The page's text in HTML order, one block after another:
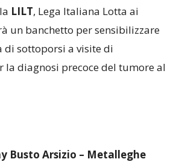
LILT, Lega Italiana Lotta ai
un banchetto per sensibilizzare
di sottoporsi a visite di
la diagnosi precoce del tumore al
Busto Arsizio – Metalleghe